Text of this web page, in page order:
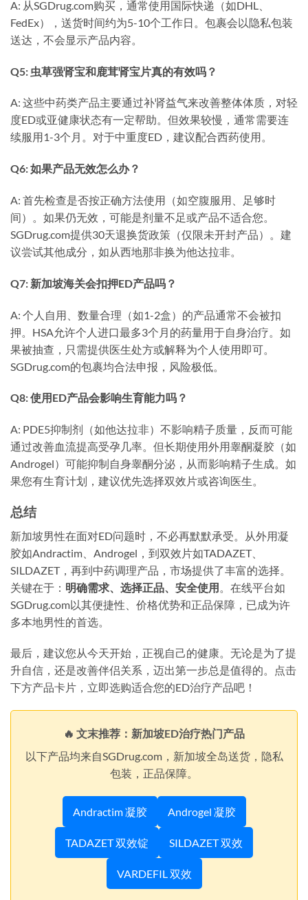
A: 从SGDrug.com购买，通常使用国际快递（如DHL、
FedEx），送货时间约为5-10个工作日。包裹会以隐私包装
送达，不会显示产品内容。
Q5: 虫草强肾宝和鹿茸肾宝片真的有效吗？
A: 这些中药类产品主要通过补肾益气来改善整体体质，对轻
度ED或亚健康状态有一定帮助。但效果较慢，通常需要连
续服用1-3个月。对于中重度ED，建议配合西药使用。
Q6: 如果产品无效怎么办？
A: 首先检查是否按正确方法使用（如空腹服用、足够时
间）。如果仍无效，可能是剂量不足或产品不适合您。
SGDrug.com提供30天退换货政策（仅限未开封产品）。建
议尝试其他成分，如从西地那非换为他达拉非。
Q7: 新加坡海关会扣押ED产品吗？
A: 个人自用、数量合理（如1-2盒）的产品通常不会被扣
押。HSA允许个人进口最多3个月的药量用于自身治疗。如
果被抽查，只需提供医生处方或解释为个人使用即可。
SGDrug.com的包裹均合法申报，风险极低。
Q8: 使用ED产品会影响生育能力吗？
A: PDE5抑制剂（如他达拉非）不影响精子质量，反而可能
通过改善血流提高受孕几率。但长期使用外用睾酮凝胶（如
Androgel）可能抑制自身睾酮分泌，从而影响精子生成。如
果您有生育计划，建议优先选择双效片或咨询医生。
总结
新加坡男性在面对ED问题时，不必再默默承受。从外用凝
胶如Andractim、Androgel，到双效片如TADAZET、
SILDAZET，再到中药调理产品，市场提供了丰富的选择。
关键在于： 明确需求、选择正品、安全使用 。在线平台如
SGDrug.com以其便捷性、价格优势和正品保障，已成为许
多本地男性的首选。
最后，建议您从今天开始，正视自己的健康。无论是为了提
升自信，还是改善伴侣关系，迈出第一步总是值得的。点击
下方产品卡片，立即选购适合您的ED治疗产品吧！
🔥 文末推荐：新加坡ED治疗热门产品
以下产品均来自SGDrug.com，新加坡全岛送货，隐私
包装，正品保障。
Andractim 凝胶 Androgel 凝胶
TADAZET 双效锭 SILDAZET 双效
VARDEFIL 双效